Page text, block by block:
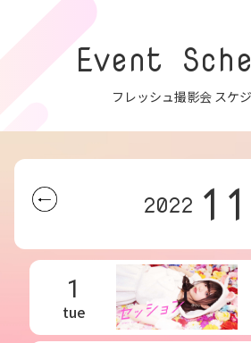
Event
フレッシュ撮影会 スケ
2022 11
1
tue